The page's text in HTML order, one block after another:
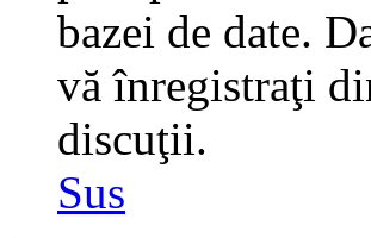
bazei de date.
vă înregistraţi
discuţii.
Sus